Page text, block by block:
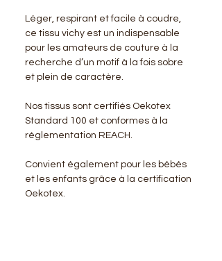
Léger, respirant et facile à coudre,
ce tissu vichy est un indispensable
pour les amateurs de couture à la
recherche d’un motif à la fois sobre
et plein de caractère.
Nos tissus sont certifiés Oekotex
Standard 100 et conformes à la
réglementation REACH.
Convient également pour les bébés
et les enfants grâce à la certification
Oekotex.